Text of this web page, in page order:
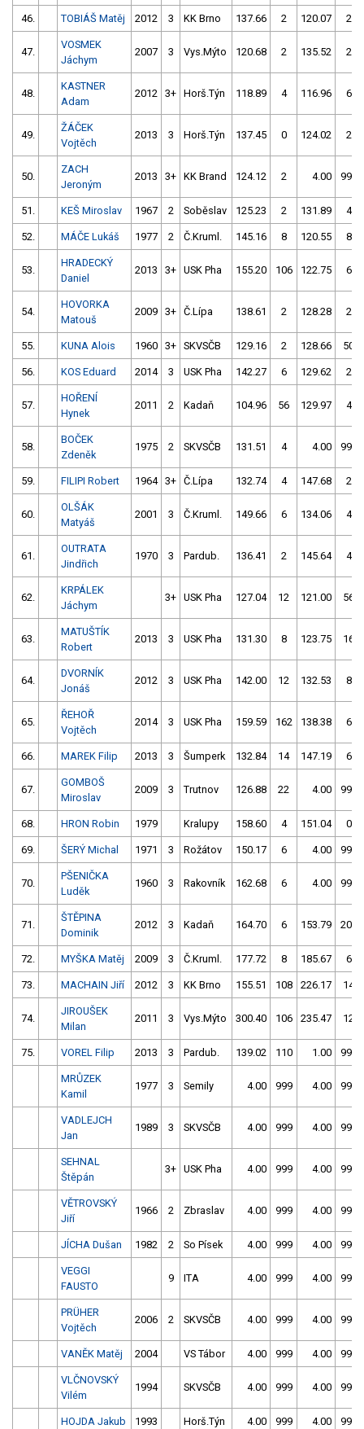
46. TOBIÁŠ Matěj 2012 3 KK Brno 137.66 2 120.07 2
47.
VOSMEK
Jáchym
2007 3 Vys.Mýto 120.68 2 135.52 2
48.
KASTNER
Adam
2012 3+ Horš.Týn 118.89 4 116.96 6
49.
ŽÁČEK
Vojtěch
2013 3 Horš.Týn 137.45 0 124.02 2
50.
ZACH
Jeroným
2013 3+ KK Brand 124.12 2 4.00 999
51. KEŠ Miroslav 1967 2 Soběslav 125.23 2 131.89 4
52. MÁČE Lukáš 1977 2 Č.Kruml. 145.16 8 120.55 8
53.
HRADECKÝ
Daniel
2013 3+ USK Pha 155.20 106 122.75 6
54.
HOVORKA
Matouš
2009 3+ Č.Lípa 138.61 2 128.28 2
55. KUNA Alois 1960 3+ SKVSČB 129.16 2 128.66 50
56. KOS Eduard 2014 3 USK Pha 142.27 6 129.62 2
57.
HOŘENÍ
Hynek
2011 2 Kadaň 104.96 56 129.97 4
58.
BOČEK
Zdeněk
1975 2 SKVSČB 131.51 4 4.00 999
59. FILIPI Robert 1964 3+ Č.Lípa 132.74 4 147.68 2
60.
OLŠÁK
Matyáš
2001 3 Č.Kruml. 149.66 6 134.06 4
61.
OUTRATA
Jindřich
1970 3 Pardub. 136.41 2 145.64 4
62.
KRPÁLEK
Jáchym
3+ USK Pha 127.04 12 121.00 56
63.
MATUŠTÍK
Robert
2013 3 USK Pha 131.30 8 123.75 16
64.
DVORNÍK
Jonáš
2012 3 USK Pha 142.00 12 132.53 8
65.
ŘEHOŘ
Vojtěch
2014 3 USK Pha 159.59 162 138.38 6
66. MAREK Filip 2013 3 Šumperk 132.84 14 147.19 6
67.
GOMBOŠ
Miroslav
2009 3 Trutnov 126.88 22 4.00 999
68. HRON Robin 1979 Kralupy 158.60 4 151.04 0
69. ŠERÝ Michal 1971 3 Rožátov 150.17 6 4.00 999
70.
PŠENIČKA
Luděk
1960 3 Rakovník 162.68 6 4.00 999
71.
ŠTĚPINA
Dominik
2012 3 Kadaň 164.70 6 153.79 206
72. MYŠKA Matěj 2009 3 Č.Kruml. 177.72 8 185.67 6
73. MACHAIN Jiří 2012 3 KK Brno 155.51 108 226.17 14
74.
JIROUŠEK
Milan
2011 3 Vys.Mýto 300.40 106 235.47 12
75. VOREL Filip 2013 3 Pardub. 139.02 110 1.00 999
MRŮZEK
Kamil
1977 3 Semily 4.00 999 4.00 999
VADLEJCH
Jan
1989 3 SKVSČB 4.00 999 4.00 999
SEHNAL
Štěpán
3+ USK Pha 4.00 999 4.00 999
VĚTROVSKÝ
Jiří
1966 2 Zbraslav 4.00 999 4.00 999
JÍCHA Dušan 1982 2 So Písek 4.00 999 4.00 999
VEGGI
FAUSTO
9 ITA 4.00 999 4.00 999
PRÜHER
Vojtěch
2006 2 SKVSČB 4.00 999 4.00 999
VANĚK Matěj 2004 VS Tábor 4.00 999 4.00 999
VLČNOVSKÝ
Vilém
1994 SKVSČB 4.00 999 4.00 999
HOJDA Jakub 1993 Horš.Týn 4.00 999 4.00 999